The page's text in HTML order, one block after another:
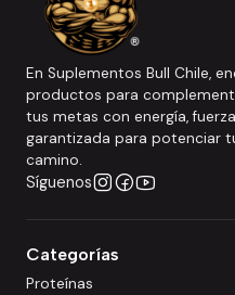
En Suplementos Bull Chile,
productos para
tus metas con energía,
garantizada para potenciar
camino.
Síguenos
Categorías
Proteínas